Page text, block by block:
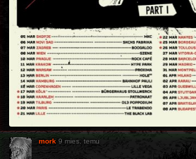
mork 9 mies. temu